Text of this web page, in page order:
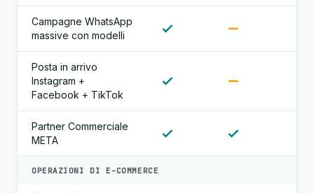
Campagne WhatsApp
massive con modelli
Posta in arrivo
Instagram +
Facebook + TikTok
Partner Commerciale
META
OPERAZIONI DI E-COMMERCE